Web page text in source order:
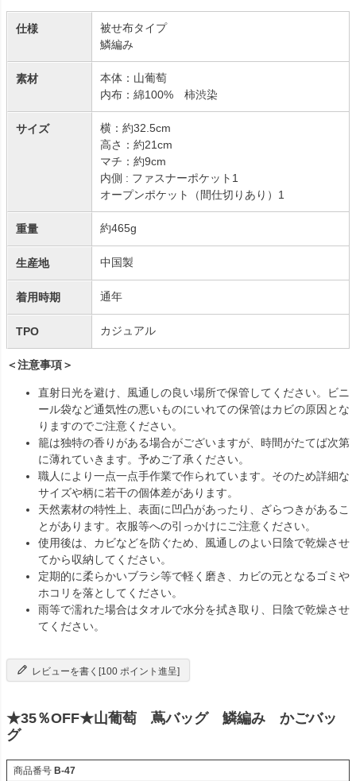
仕様
被せ布タイプ
鱗編み
素材
本体：山葡萄
内布：綿100% 柿渋染
サイズ
横：約32.5cm
高さ：約21cm
マチ：約9cm
内側 : ファスナーポケット1
オープンポケット（間仕切りあり）1
重量 約465g
生産地 中国製
着用時期 通年
TPO カジュアル
＜注意事項＞
直射日光を避け、風通しの良い場所で保管してください。ビニ
ール袋など通気性の悪いものにいれての保管はカビの原因とな
りますのでご注意ください。
籠は独特の香りがある場合がございますが、時間がたてば次第
に薄れていきます。予めご了承ください。
職人により一点一点手作業で作られています。そのため詳細な
サイズや柄に若干の個体差があります。
天然素材の特性上、表面に凹凸があったり、ざらつきがあるこ
とがあります。衣服等への引っかけにご注意ください。
使用後は、カビなどを防ぐため、風通しのよい日陰で乾燥させ
てから収納してください。
定期的に柔らかいブラシ等で軽く磨き、カビの元となるゴミや
ホコリを落としてください。
雨等で濡れた場合はタオルで水分を拭き取り、日陰で乾燥させ
てください。
レビューを書く[100 ポイント進呈]
★35％OFF★山葡萄 蔦バッグ 鱗編み かごバッ
グ
商品番号 B-47